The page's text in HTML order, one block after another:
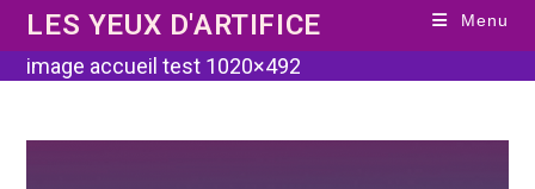
content
LES YEUX D'ARTIFICE Menu
image accueil test 1020×492